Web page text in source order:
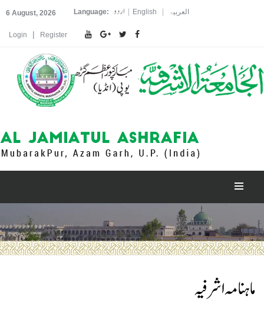
6 August, 2026 Language: اردو | English | العربیۃ
Login | Register
ماہنامہ اشرفیہ